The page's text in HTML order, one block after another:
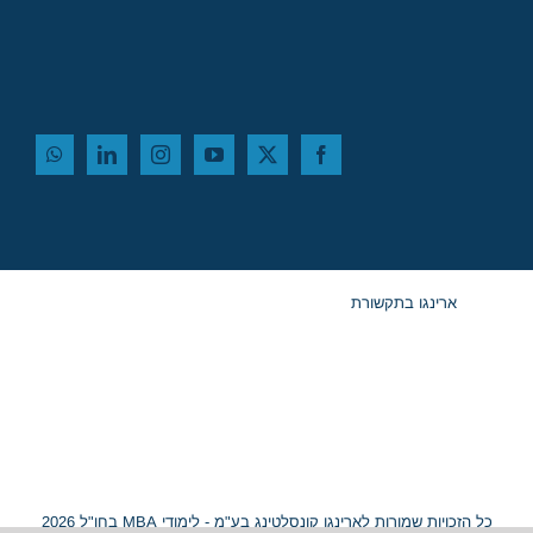
ארינגו בתקשורת
כל הזכויות שמורות לארינגו קונסלטינג בע"מ - לימודי MBA בחו"ל 2026